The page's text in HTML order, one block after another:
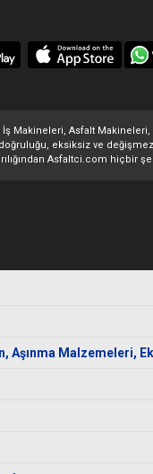
Makineleri, Asfalt Makineleri,
eksiksiz ve
Asfaltci.com hiçbir
Aşınma Malzemeleri,